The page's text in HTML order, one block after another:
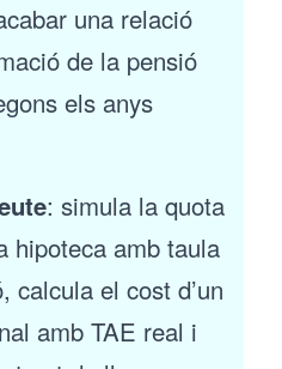
una relació
de la pensió
els anys
: simula la quota
hipoteca amb taula
calcula el cost d’un
amb TAE real i